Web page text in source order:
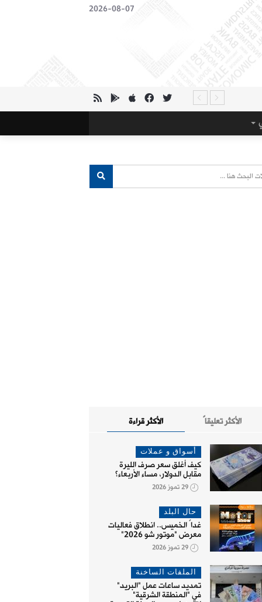
2026-08-07
الأكثر قراءة الأكثر تعليقاً
أسواق و عملات
كيف أغلق سعر صرف الليرة
مقابل الدولار، مساء الأربعاء؟
29 تموز 2026
حال البلد
غداً الخميس.. انطلاق فعاليات
معرض "موتور شو 2026"
29 تموز 2026
الملفات الساخنة
تمديد ساعات عمل "البريد"
في "المنطقة الشرقية"